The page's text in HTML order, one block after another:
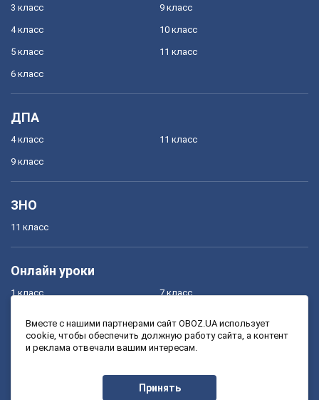
3 класс
4 класс
5 класс
6 класс
9 класс
10 класс
11 класс
ДПА
4 класс
9 класс
11 класс
ЗНО
11 класс
Онлайн уроки
1 класс
3 класс
7 класс
9 класс
Вместе с нашими партнерами сайт OBOZ.UA использует
cookie, чтобы обеспечить должную работу сайта, а контент
и реклама отвечали вашим интересам.
Принять